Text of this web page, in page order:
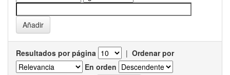
Resultados por página | Ordenar por
En orden